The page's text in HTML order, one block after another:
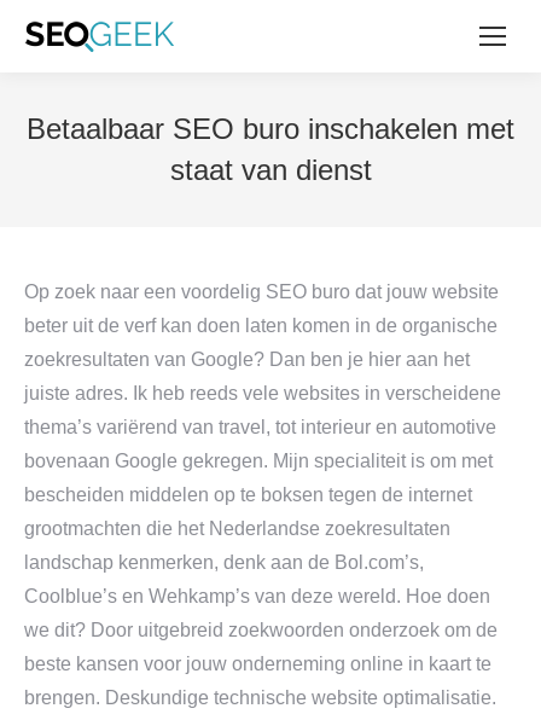
Betaalbaar SEO buro inschakelen met
staat van dienst
Op zoek naar een voordelig SEO buro dat jouw website
beter uit de verf kan doen laten komen in de organische
zoekresultaten van Google? Dan ben je hier aan het
juiste adres. Ik heb reeds vele websites in verscheidene
thema’s variërend van travel, tot interieur en automotive
bovenaan Google gekregen. Mijn specialiteit is om met
bescheiden middelen op te boksen tegen de internet
grootmachten die het Nederlandse zoekresultaten
landschap kenmerken, denk aan de Bol.com’s,
Coolblue’s en Wehkamp’s van deze wereld. Hoe doen
we dit? Door uitgebreid zoekwoorden onderzoek om de
beste kansen voor jouw onderneming online in kaart te
brengen. Deskundige technische website optimalisatie.